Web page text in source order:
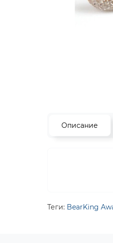
Описание
Теги: BearKing